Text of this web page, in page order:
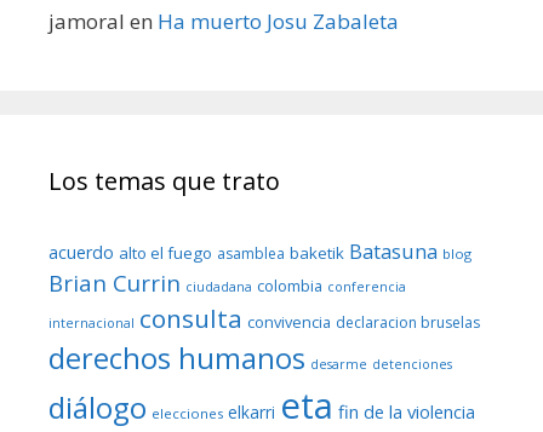
jamoral en Ha muerto Josu Zabaleta
Los temas que trato
acuerdo alto el fuego asamblea baketik Batasuna blog
Brian Currin ciudadana colombia conferencia
internacional consulta convivencia declaracion bruselas
derechos humanos desarme detenciones
diálogo elecciones elkarri eta fin de la violencia